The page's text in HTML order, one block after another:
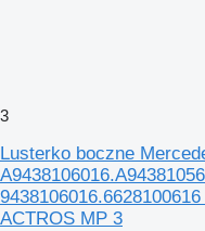
3
Lusterko boczne
ACTROS MP 3